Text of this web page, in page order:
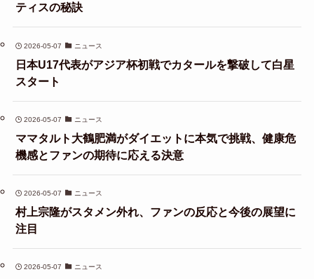
ティスの秘訣
2026-05-07 ニュース
日本U17代表がアジア杯初戦でカタールを撃破して白星
スタート
2026-05-07 ニュース
ママタルト大鶴肥満がダイエットに本気で挑戦、健康危
機感とファンの期待に応える決意
2026-05-07 ニュース
村上宗隆がスタメン外れ、ファンの反応と今後の展望に
注目
2026-05-07 ニュース